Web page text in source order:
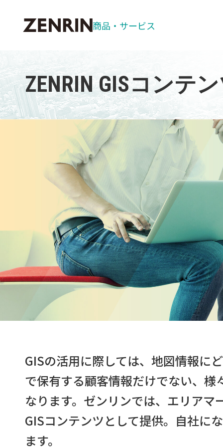
商品・ サービス
商品情報
ゼンリン住
自治体
ZENRIN GIS
ZENRIN
お客様サポート
パソコン用
ソフトウェ
ZENRIN GISコンテ
GISの活用に際しては、地図情報に
で保有する顧客情報だけでない、
なります。ゼンリンでは、エリア
GISコンテンツとして提供。自社に
ます。